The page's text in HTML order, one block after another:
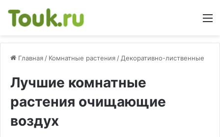
Главная / Комнатные растения / Декоративно-лиственные
Лучшие комнатные
растения очищающие
воздух